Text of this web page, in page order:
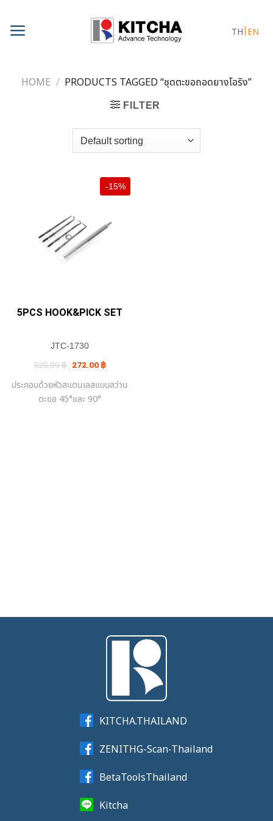
content
TH EN
HOME / PRODUCTS TAGGED “ชุดตะขอถอดยางโอริง”
FILTER
-15%
5PCS HOOK&PICK SET
JTC-1730
320.00฿ Original
price
320.00 ฿.
272.00 ฿Current
price
272.00 ฿.
ประกอบด้วยหัวสแตนเลสแบบสว่าน
ตะขอ 45°และ 90°
KITCHA.THAILAND
ZENITHG-Scan-Thailand
BetaToolsThailand
Kitcha